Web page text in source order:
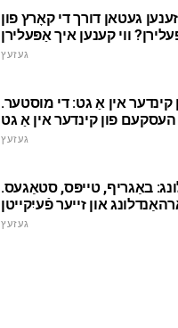
געטאן דורך די קאָרץ פון
געזעץ
אין אַ גט: די מוסטער.
העסקעם פון קינדער אין אַ גט
געזעץ
באַגריף, טייפּס, סטאַגעס.
און זייער פֿעיִקייטן
געזעץ